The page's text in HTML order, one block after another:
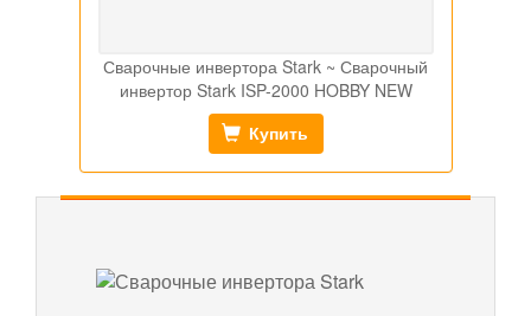
Сварочные инвертора Stark ~ Сварочный
инвертор Stark ISP-2000 HOBBY NEW
Купить